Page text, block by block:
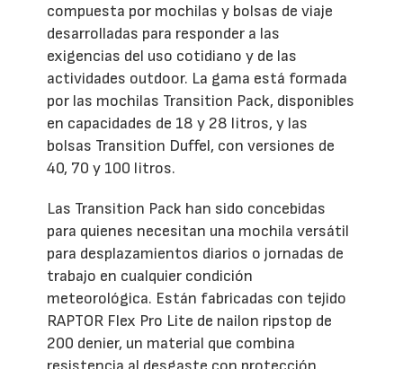
compuesta por mochilas y bolsas de viaje
desarrolladas para responder a las
exigencias del uso cotidiano y de las
actividades outdoor. La gama está formada
por las mochilas Transition Pack, disponibles
en capacidades de 18 y 28 litros, y las
bolsas Transition Duffel, con versiones de
40, 70 y 100 litros.
Las Transition Pack han sido concebidas
para quienes necesitan una mochila versátil
para desplazamientos diarios o jornadas de
trabajo en cualquier condición
meteorológica. Están fabricadas con tejido
RAPTOR Flex Pro Lite de nailon ripstop de
200 denier, un material que combina